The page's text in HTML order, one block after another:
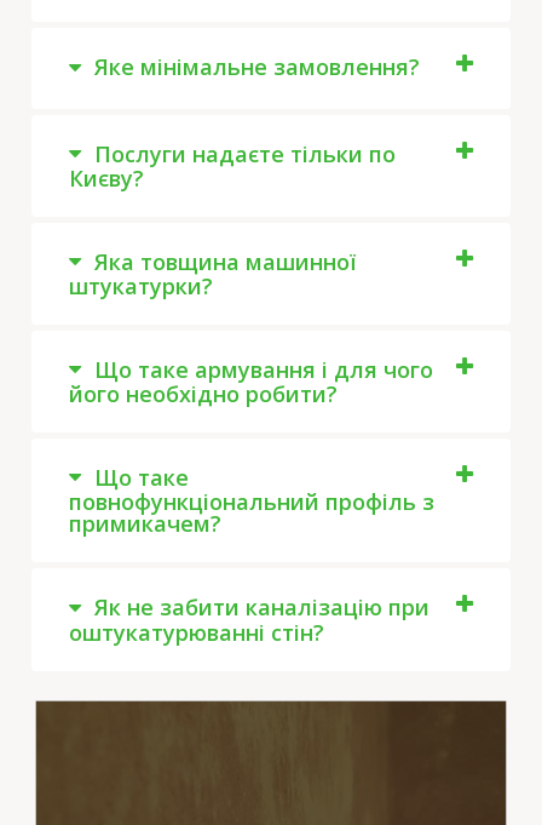
Яке мінімальне замовлення?
Послуги надаєте тільки по
Києву?
Яка товщина машинної
штукатурки?
Що таке армування і для чого
його необхідно робити?
Що таке
повнофункціональний профіль з
примикачем?
Як не забити каналізацію при
оштукатурюванні стін?